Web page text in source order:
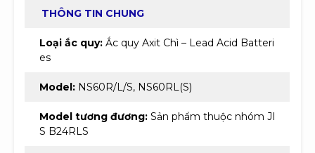
THÔNG TIN CHUNG
Loại ắc quy: Ắc quy Axit Chì – Lead Acid Batteri
es
Model: NS60R/L/S, NS60RL(S)
Model tương đương: Sản phẩm thuộc nhóm JI
S B24RLS